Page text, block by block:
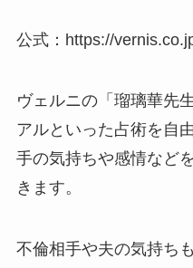
公式： https://
ヴェルニの「瑠璃華先
アルといった占術を自
手の気持ちや感情など
きます。
不倫相手や夫の気持ち